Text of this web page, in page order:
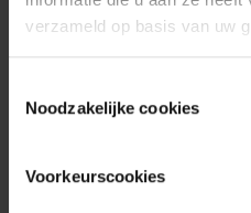
verzameld op basis van uw
Noodzakelijke cookies
Voorkeurscookies